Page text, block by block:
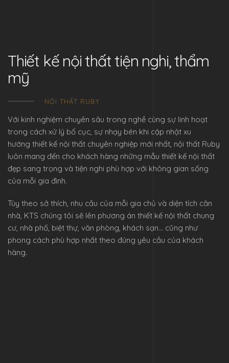
Thiết kế nội thất tiện nghi, thẩm
mỹ
NỘI THẤT RUBY
Với kinh nghiệm chuyên sâu trong nghề cùng sự linh hoạt
trong cách xử lý bố cục, sự nhạy bén khi cập nhật xu
hướng thiết kế nội thất chuyên nghiệp mới nhất, nội thất Ruby
luôn mang đến cho khách hàng những mẫu thiết kế nội thất
đẹp sang trọng và tiện nghi phù hợp với không gian sống
của mỗi gia đình.
Tùy theo sở thích, nhu cầu của mỗi gia chủ và diện tích căn
nhà, KTS chúng tôi sẽ lên phương án thiết kế nội thất chung
cư, nhà phố, biệt thự, văn phòng, khách sạn… cũng như
phong cách phù hợp nhất theo đúng yêu cầu của khách
hàng.